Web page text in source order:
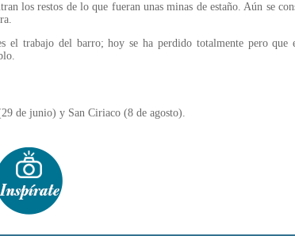
los restos de lo que fueran unas minas de estaño. Aún se
el trabajo del barro; hoy se ha perdido totalmente pero que
de junio) y San Ciriaco (8 de agosto).